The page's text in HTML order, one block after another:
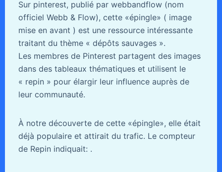
Sur pinterest, publié par webbandflow (nom
officiel Webb & Flow), cette «épingle» ( image
mise en avant ) est une ressource intéressante
traitant du thème « dépôts sauvages ».
Les membres de Pinterest partagent des images
dans des tableaux thématiques et utilisent le
« repin » pour élargir leur influence auprès de
leur communauté.
À notre découverte de cette «épingle», elle était
déjà populaire et attirait du trafic. Le compteur
de Repin indiquait: .